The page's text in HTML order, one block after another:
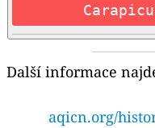
Další informace
aqicn.org/